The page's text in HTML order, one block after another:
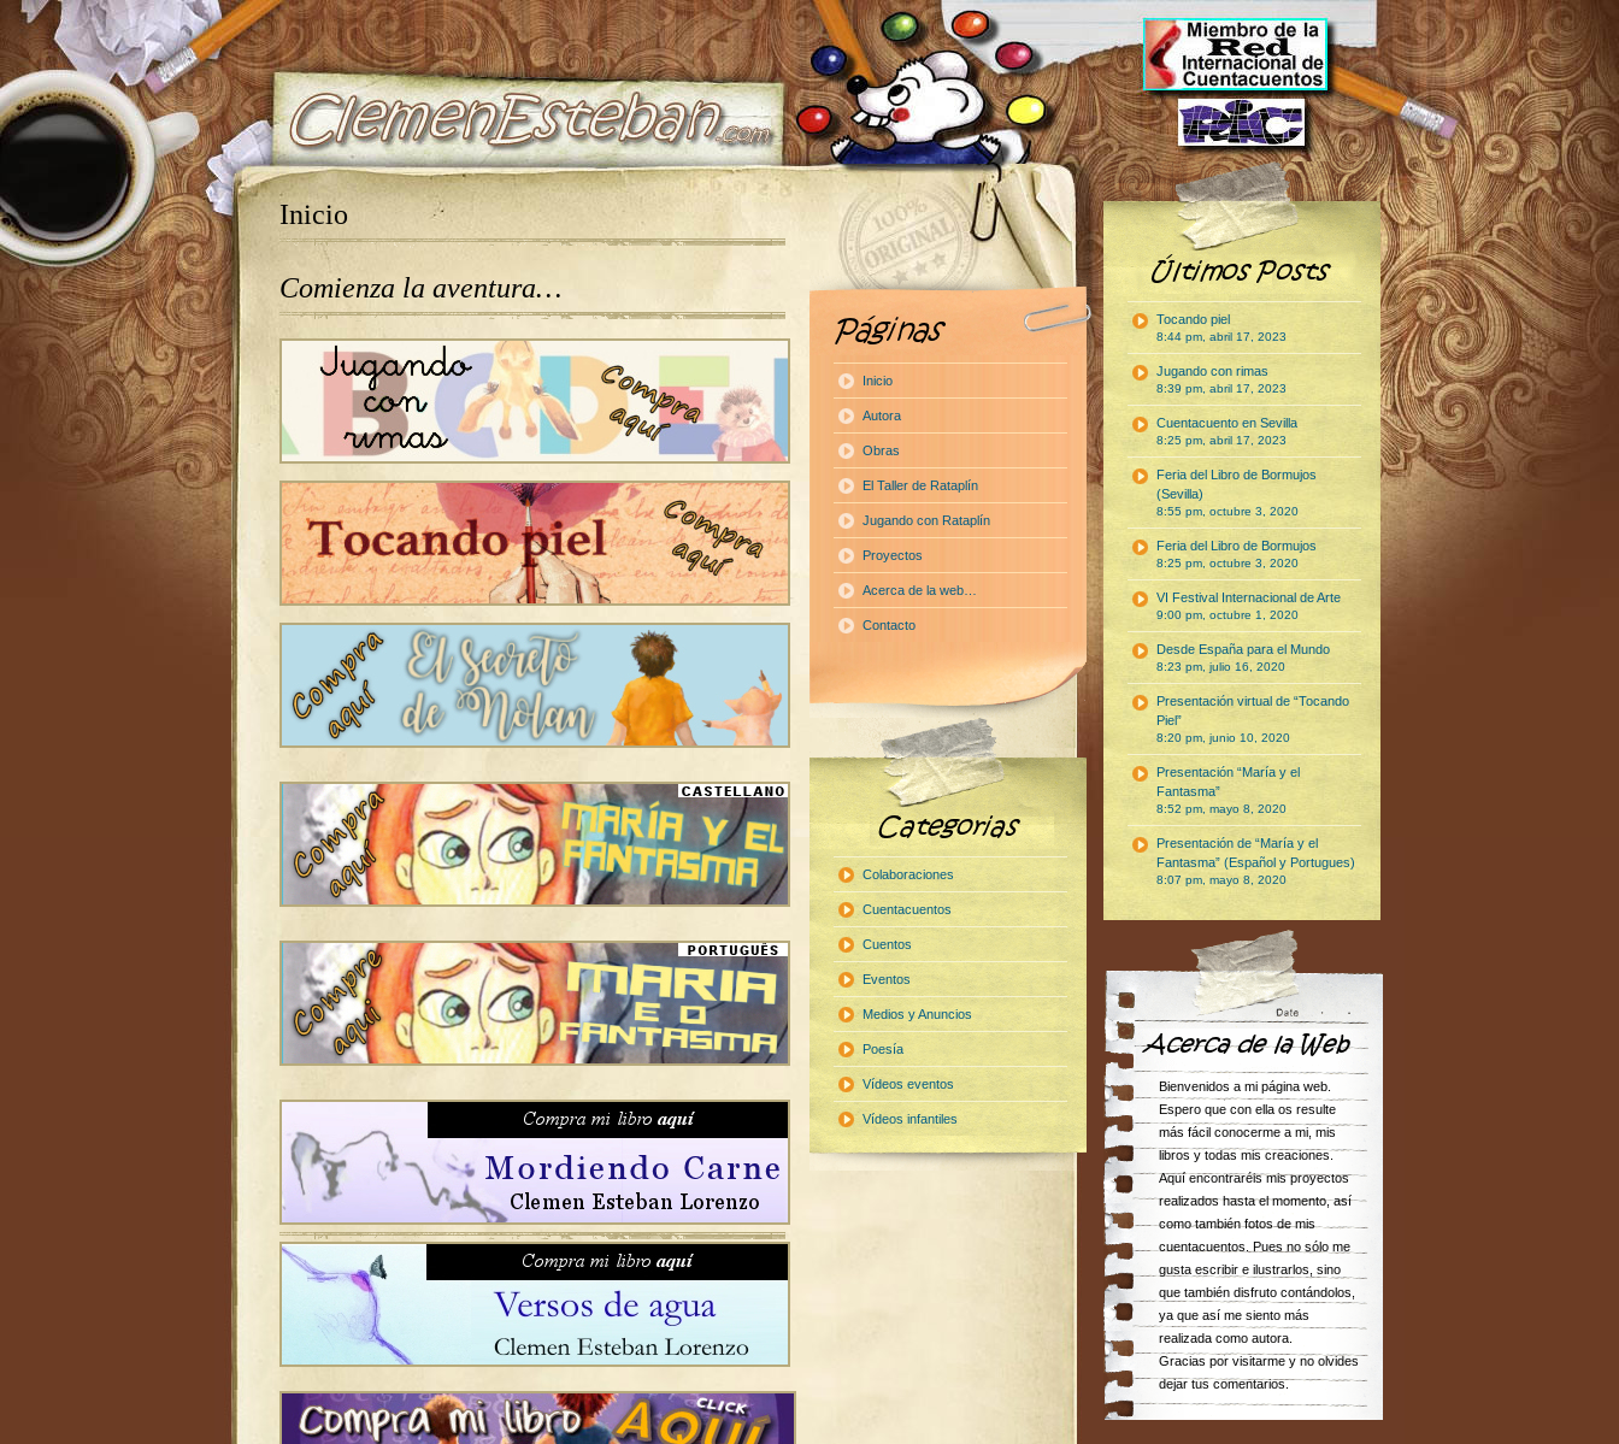
Inicio
Comienza la aventura…
Inicio
Autora
Obras
El Taller de Rataplín
Jugando con Rataplín
Proyectos
Acerca de la web…
Contacto
Colaboraciones
Cuentacuentos
Cuentos
Eventos
Medios y Anuncios
Poesía
Vídeos eventos
Vídeos infantiles
Tocando piel
8:44 pm, abril 17, 2023
Jugando con rimas
8:39 pm, abril 17, 2023
Cuentacuento en Sevilla
8:25 pm, abril 17, 2023
Feria del Libro de Bormujos
(Sevilla)
8:55 pm, octubre 3, 2020
Feria del Libro de Bormujos
8:25 pm, octubre 3, 2020
VI Festival Internacional de Arte
9:00 pm, octubre 1, 2020
Desde España para el Mundo
8:23 pm, julio 16, 2020
Presentación virtual de “Tocando
Piel”
8:20 pm, junio 10, 2020
Presentación “María y el
Fantasma”
8:52 pm, mayo 8, 2020
Presentación de “María y el
Fantasma” (Español y Portugues)
8:07 pm, mayo 8, 2020
Bienvenidos a mi página web.
Espero que con ella os resulte
más fácil conocerme a mi, mis
libros y todas mis creaciones.
Aquí encontraréis mis proyectos
realizados hasta el momento, así
como también fotos de mis
cuentacuentos. Pues no sólo me
gusta escribir e ilustrarlos, sino
que también disfruto contándolos,
ya que así me siento más
realizada como autora.
Gracias por visitarme y no olvides
dejar tus comentarios.